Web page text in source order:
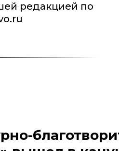
редакцией по